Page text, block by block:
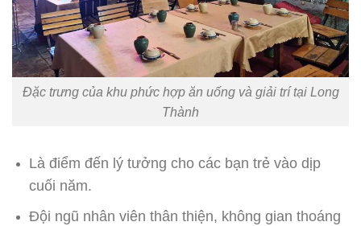
Đặc trưng của khu phức hợp ăn uống và giải trí tại Long
Thành
Là điểm đến lý tưởng cho các bạn trẻ vào dịp
cuối năm.
Đội ngũ nhân viên thân thiện, không gian thoáng